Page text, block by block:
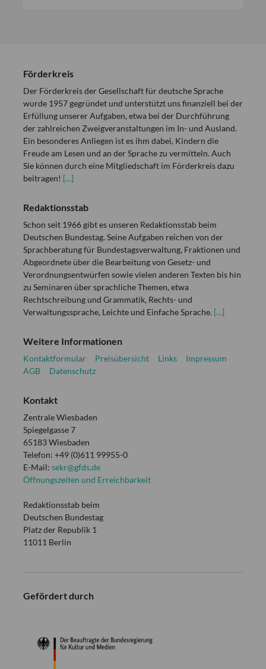
Förderkreis
Der Förderkreis der Gesellschaft für deutsche Sprache
wurde 1957 gegründet und unterstützt uns finanziell bei der
Erfüllung unserer Aufgaben, etwa bei der Durchführung
der zahlreichen Zweigveranstaltungen im In- und Ausland.
Ein besonderes Anliegen ist es ihm dabei, Kindern die
Freude am Lesen und an der Sprache zu vermitteln. Auch
Sie können durch eine Mitgliedschaft im Förderkreis dazu
beitragen! […]
Redaktionsstab
Schon seit 1966 gibt es unseren Redaktionsstab beim
Deutschen Bundestag. Seine Aufgaben reichen von der
Sprachberatung für Bundestagsverwaltung, Fraktionen und
Abgeordnete über die Bearbeitung von Gesetz- und
Verordnungsentwürfen sowie vielen anderen Texten bis hin
zu Seminaren über sprachliche Themen, etwa
Rechtschreibung und Grammatik, Rechts- und
Verwaltungssprache, Leichte und Einfache Sprache. […]
Weitere Informationen
Kontaktformular Preisübersicht Links
Impressum
AGB
Datenschutz
Kontakt
Zentrale Wiesbaden
Spiegelgasse 7
65183 Wiesbaden
Telefon: +49 (0)611 99955-0
E-Mail: sekr@gfds.de
Öffnungszeiten und Erreichbarkeit
Redaktionsstab beim
Deutschen Bundestag
Platz der Republik 1
11011 Berlin
Gefördert durch